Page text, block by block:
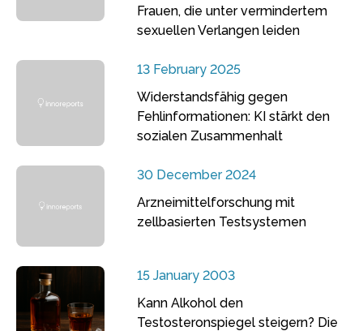
Frauen, die unter vermindertem
sexuellen Verlangen leiden
13 February 2025
Widerstandsfähig gegen
Fehlinformationen: KI stärkt den
sozialen Zusammenhalt
30 December 2024
Arzneimittelforschung mit
zellbasierten Testsystemen
15 January 2003
Kann Alkohol den
Testosteronspiegel steigern? Die